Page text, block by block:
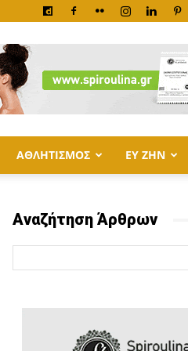
ΑΘΛΗΤΙΣΜΟΣ ΕΥ ΖΗΝ
Αναζήτηση Άρθρων